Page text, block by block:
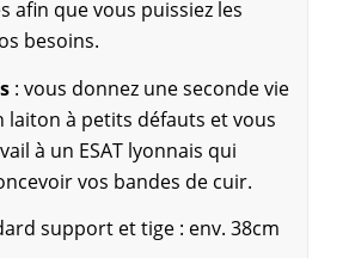
afin que vous puissiez les
besoins.
: vous donnez une seconde vie
laiton à petits défauts et vous
à un ESAT lyonnais qui
vos bandes de cuir.
support et tige : env. 38cm